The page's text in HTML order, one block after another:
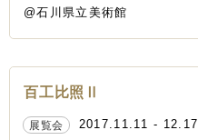
@石川県立美術館
百工比照Ⅱ
展覧会
2017.11.11 - 12.17